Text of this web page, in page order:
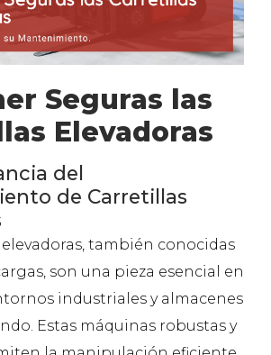
Seguras las
Elevadoras
del
de Carretillas
también conocidas
son una pieza esencial en
industriales y almacenes
Estas máquinas robustas y